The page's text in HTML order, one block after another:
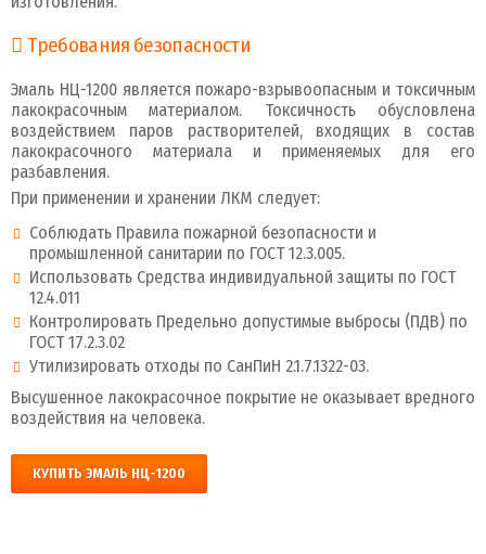
Требования безопасности
Эмаль НЦ-1200 является пожаро-взрывоопасным и токсичным
лакокрасочным материалом. Токсичность обусловлена
воздействием паров растворителей, входящих в состав
лакокрасочного материала и применяемых для его
разбавления.
При применении и хранении ЛКМ следует:
Соблюдать Правила пожарной безопасности и
промышленной санитарии по ГОСТ 12.3.005.
Использовать Средства индивидуальной защиты по ГОСТ
12.4.011
Контролировать Предельно допустимые выбросы (ПДВ) по
ГОСТ 17.2.3.02
Утилизировать отходы по СанПиН 2.1.7.1322-03.
Высушенное лакокрасочное покрытие не оказывает вредного
воздействия на человека.
КУПИТЬ ЭМАЛЬ НЦ-1200